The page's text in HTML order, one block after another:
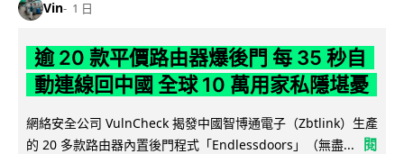
Vin 1 日
逾 20 款平價路由器爆後門 每 35 秒自
動連線回中國 全球 10 萬用家私隱堪憂
網絡安全公司 VulnCheck 揭發中國智博通電子（Zbtlink）生產
的 20 多款路由器內置後門程式「Endlessdoors」（無盡...
閱